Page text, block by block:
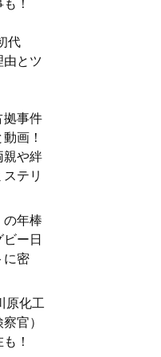
！
代
由とツ
拠事件
画！
親や絆
テリ
の年棒
ー日
に密
原化工
官）
！